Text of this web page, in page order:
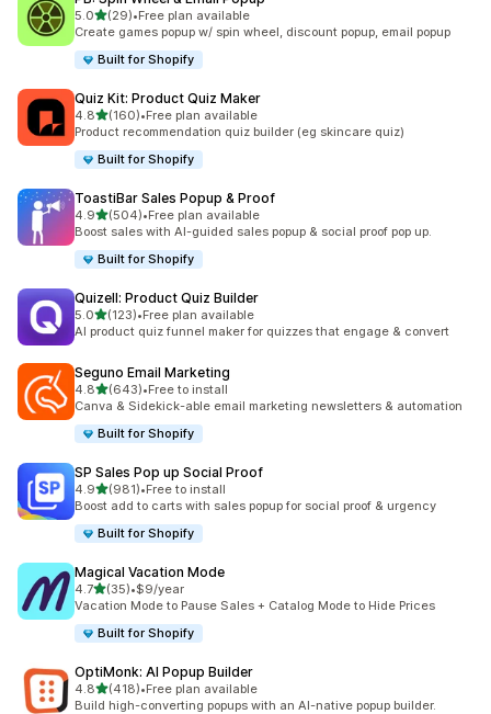
5.0เต็ม 5 ดาว
(29)
ทั้งหมด 29 รีวิว
•Free plan available
Create games popup w/ spin wheel, discount popup, email popup
Built for Shopify
Quiz Kit: Product Quiz Maker
4.8เต็ม 5 ดาว
(160)
ทั้งหมด 160 รีวิว
•Free plan available
Product recommendation quiz builder (eg skincare quiz)
Built for Shopify
ToastiBar Sales Popup & Proof
4.9เต็ม 5 ดาว
(504)
ทั้งหมด 504 รีวิว
•Free plan available
Boost sales with AI-guided sales popup & social proof pop up.
Built for Shopify
Quizell: Product Quiz Builder
5.0เต็ม 5 ดาว
(123)
ทั้งหมด 123 รีวิว
•Free plan available
AI product quiz funnel maker for quizzes that engage & convert
Seguno Email Marketing
4.8เต็ม 5 ดาว
(643)
ทั้งหมด 643 รีวิว
•Free to install
Canva & Sidekick-able email marketing newsletters & automation
Built for Shopify
SP Sales Pop up Social Proof
4.9เต็ม 5 ดาว
(981)
ทั้งหมด 981 รีวิว
•Free to install
Boost add to carts with sales popup for social proof & urgency
Built for Shopify
Magical Vacation Mode
4.7เต็ม 5 ดาว
(35)
ทั้งหมด 35 รีวิว
•$9/year
Vacation Mode to Pause Sales + Catalog Mode to Hide Prices
Built for Shopify
OptiMonk: AI Popup Builder
4.8เต็ม 5 ดาว
(418)
ทั้งหมด 418 รีวิว
•Free plan available
Build high-converting popups with an AI-native popup builder.